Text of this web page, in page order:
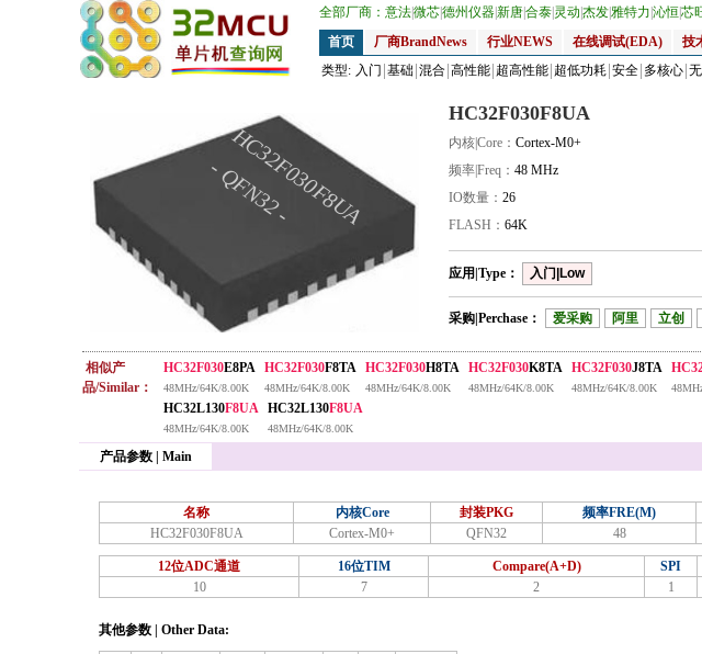
全部厂商： 意法微芯德州仪器新唐合泰 灵动 杰发雅特力 沁恒芯
首页
厂商BrandNews 行业NEWS 在线调试(EDA) 技
类型: 入门 基础 混合 高性能 超高性能 超低功耗 安全 多核心
HC32F030F8UA
- QFN32 -
HC32F030F8UA
内核|Core： Cortex-M0+
频率|Freq： 48 MHz
IO数量： 26
FLASH： 64K
应用|Type： 入门|Low
采购|Perchase： 爱采购 阿里 立创
相似产
品/Similar：
HC32F030E8PA
48MHz/64K/8.00K
HC32F030F8TA
48MHz/64K/8.00K
HC32F030H8TA
48MHz/64K/8.00K
HC32F030K8TA
48MHz/64K/8.00K
HC32F030J8TA
48MHz/64K/8.00K
HC32L130F8UA
48MHz/64K/8.00K
HC32L130F8UA
48MHz/64K/8.00K
产品参数 | Main
名称 内核Core 封装PKG 频率FRE(M)
HC32F030F8UA
Cortex-M0+ QFN32 48
12位ADC通道 16位TIM Compare(A+D) SPI
10
7 2 1
其他参数 | Other Data: